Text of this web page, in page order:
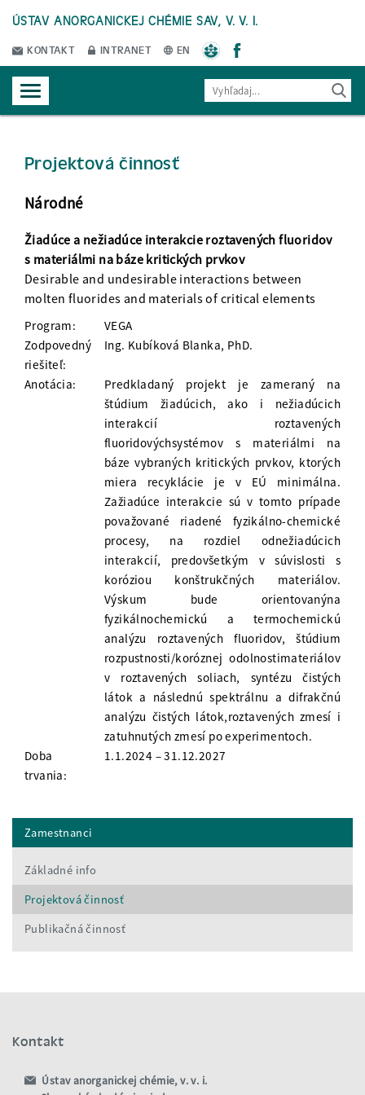
ÚSTAV ANORGANICKEJ CHÉMIE SAV, V. V. I.
KONTAKT INTRANET EN
Projektová činnosť
Národné
Žiadúce a nežiadúce interakcie roztavených fluoridov
s materiálmi na báze kritických prvkov
Desirable and undesirable interactions between
molten fluorides and materials of critical elements
Program:
VEGA
Zodpovedný
riešiteľ:
Ing. Kubíková Blanka, PhD.
Anotácia:
Predkladaný projekt je zameraný na
štúdium žiadúcich, ako i nežiadúcich
interakcií roztavených
fluoridovýchsystémov s materiálmi na
báze vybraných kritických prvkov, ktorých
miera recyklácie je v EÚ minimálna.
Zažiadúce interakcie sú v tomto prípade
považované riadené fyzikálno-chemické
procesy, na rozdiel odnežiadúcich
interakcií, predovšetkým v súvislosti s
koróziou konštrukčných materiálov.
Výskum bude orientovanýna
fyzikálnochemickú a termochemickú
analýzu roztavených fluoridov, štúdium
rozpustnosti/koróznej odolnostimateriálov
v roztavených soliach, syntézu čistých
látok a následnú spektrálnu a difrakčnú
analýzu čistých látok,roztavených zmesí i
zatuhnutých zmesí po experimentoch.
Doba
trvania:
1.1.2024 – 31.12.2027
Zamestnanci
Základné info
Projektová činnosť
Publikačná činnosť
Kontakt
Ústav anorganickej chémie, v. v. i.